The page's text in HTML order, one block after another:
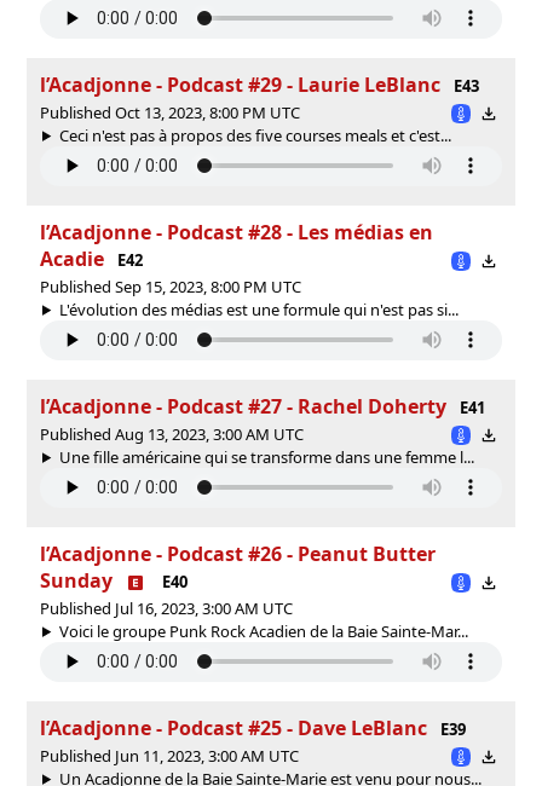
l’Acadjonne - Podcast #29 - Laurie LeBlanc
E43
Published Oct 13, 2023, 8:00 PM UTC
Ceci n'est pas à propos des five courses meals et c'est...
l’Acadjonne - Podcast #28 - Les médias en
Acadie
E42
Published Sep 15, 2023, 8:00 PM UTC
L'évolution des médias est une formule qui n'est pas si...
l’Acadjonne - Podcast #27 - Rachel Doherty
E41
Published Aug 13, 2023, 3:00 AM UTC
Une fille américaine qui se transforme dans une femme l...
l’Acadjonne - Podcast #26 - Peanut Butter
Sunday
E40
Published Jul 16, 2023, 3:00 AM UTC
Voici le groupe Punk Rock Acadien de la Baie Sainte-Mar...
l’Acadjonne - Podcast #25 - Dave LeBlanc
E39
Published Jun 11, 2023, 3:00 AM UTC
Un Acadjonne de la Baie Sainte-Marie est venu pour nous...